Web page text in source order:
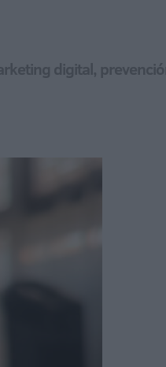
digital,